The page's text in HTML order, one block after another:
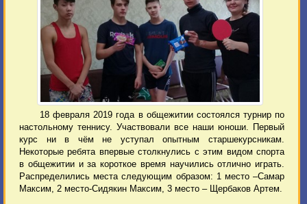
18 февраля 2019 года в общежитии состоялся турнир по
настольному теннису. Участвовали все наши юноши. Первый
курс ни в чём не уступал опытным старшекурсникам.
Некоторые ребята впервые столкнулись с этим видом спорта
в общежитии и за короткое время научились отлично играть.
Распределились места следующим образом: 1 место –Самар
Максим, 2 место-Сидякин Максим, 3 место – Щербаков Артем.